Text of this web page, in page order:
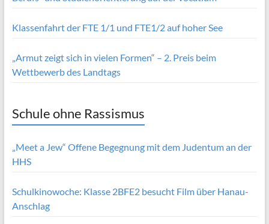
Klassenfahrt der FTE 1/1 und FTE1/2 auf hoher See
„Armut zeigt sich in vielen Formen“ – 2. Preis beim
Wettbewerb des Landtags
Schule ohne Rassismus
„Meet a Jew“ Offene Begegnung mit dem Judentum an der
HHS
Schulkinowoche: Klasse 2BFE2 besucht Film über Hanau-
Anschlag